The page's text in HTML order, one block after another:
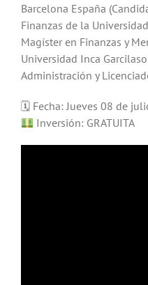
Barcelona España
Finanzas de la
Magíster en Finanzas y
Universidad Inca
Administración y
🗓 Fecha: Jueves 08 de
Inversión: GRATUITA